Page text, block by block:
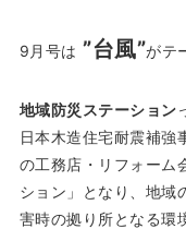
9月号は ”台風”がテ
地域防災ステーション
日本木造住宅耐震補強
の工務店・リフォーム
ション」となり、地域
害時の拠り所となる環